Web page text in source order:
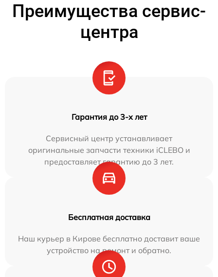
Преимущества сервис-
центра
Гарантия до 3-х лет
Сервисный центр устанавливает
оригинальные запчасти техники iCLEBO и
предоставляет гарантию до 3 лет.
Бесплатная доставка
Наш курьер в Кирове бесплатно доставит ваше
устройство на ремонт и обратно.